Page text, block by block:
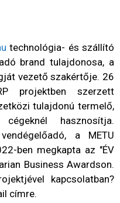
technológia- és szállító
brand tulajdonosa, a
vezető szakértője. 26
projektben szerzett
tulajdonú termelő,
hasznosítja.
a METU
ben megkapta az "ÉV
Business Awardson.
kapcsolatban?
címre.